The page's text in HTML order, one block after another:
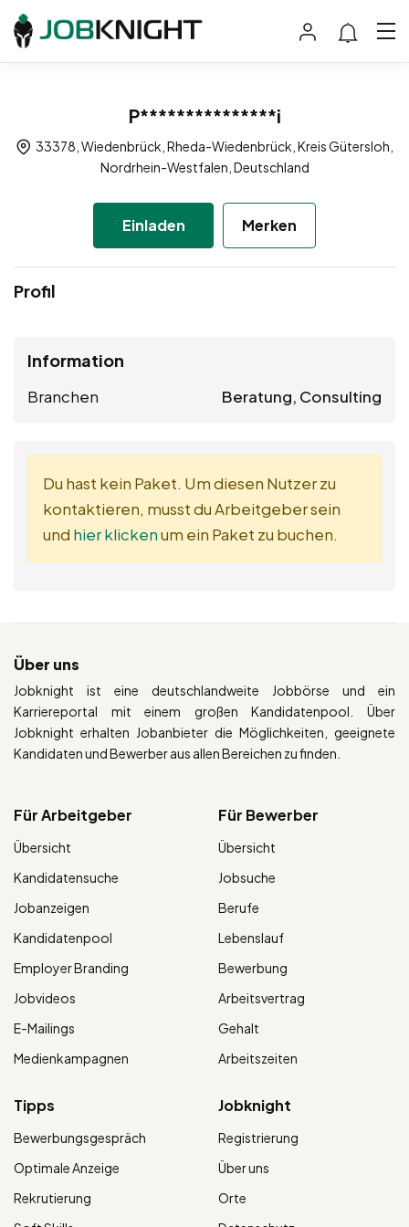
P***************i
33378, Wiedenbrück, Rheda-Wiedenbrück, Kreis Gütersloh,
Nordrhein-Westfalen, Deutschland
Einladen Merken
Profil
Information
Branchen Beratung, Consulting
Du hast kein Paket. Um diesen Nutzer zu
kontaktieren, musst du Arbeitgeber sein
und hier klickenum ein Paket zu buchen.
Über uns
Jobknight ist eine deutschlandweite Jobbörse und ein
Karriereportal mit einem großen Kandidatenpool. Über
Jobknight erhalten Jobanbieter die Möglichkeiten, geeignete
Kandidaten und Bewerber aus allen Bereichen zu finden.
Für Arbeitgeber
Übersicht
Kandidatensuche
Jobanzeigen
Kandidatenpool
Employer Branding
Jobvideos
E-Mailings
Medienkampagnen
Für Bewerber
Übersicht
Jobsuche
Berufe
Lebenslauf
Bewerbung
Arbeitsvertrag
Gehalt
Arbeitszeiten
Tipps
Bewerbungsgespräch
Optimale Anzeige
Rekrutierung
Jobknight
Registrierung
Über uns
Orte